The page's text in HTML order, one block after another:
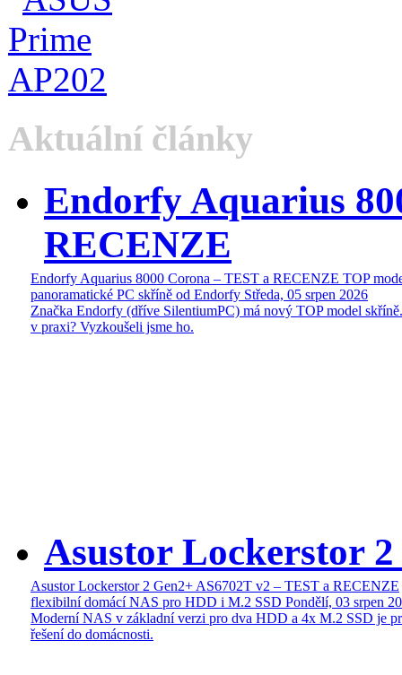
Aktuální články
Endorfy Aquarius
RECENZE
Endorfy Aquarius 8000 Corona – TEST a RECENZE TOP
panoramatické PC skříně od Endorfy Středa, 05 srpen 2026
Značka Endorfy (dříve SilentiumPC) má nový TOP model
v praxi? Vyzkoušeli jsme ho.
Asustor Lockerstor
Asustor Lockerstor 2 Gen2+ AS6702T v2 – TEST a RECENZE
flexibilní domácí NAS pro HDD i M.2 SSD Pondělí, 03 srpen
Moderní NAS v základní verzi pro dva HDD a 4x M.2 SSD je
řešení do domácnosti.